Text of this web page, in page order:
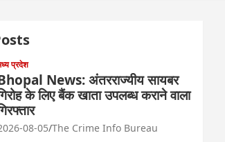
प्रदेश
News: अंतरराज्यीय सायबर
के लिए बैंक खाता उपलब्ध कराने वाला
08-05 The Crime Info Bureau